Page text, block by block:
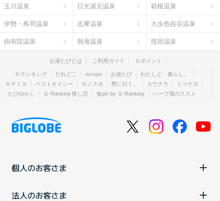
玉川温泉 日光湯元温泉 箱根温泉
伊勢・鳥羽温泉 志摩温泉 大歩危祖谷温泉
由布院温泉 熱海温泉 指宿温泉
お湯たびとは ご利用ガイド Ｇポイント
Ｇランキング だれどこ ocruyo お湯たび
わたしと、暮らし。
キテミヨ
ベストオイシー モノスポ 野に行く。 カウナラ
ミツケヨ
たびゆかし
Ｇ-Ranking 推し活 食pin by Ｇ-Ranking ハーブ酒のススメ
個人のお客さま
法人のお客さま